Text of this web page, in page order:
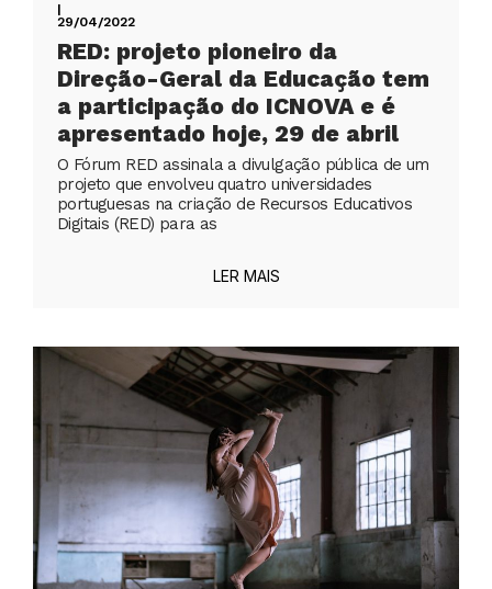
|
29/04/2022
RED: projeto pioneiro da
Direção-Geral da Educação tem
a participação do ICNOVA e é
apresentado hoje, 29 de abril
O Fórum RED assinala a divulgação pública de um
projeto que envolveu quatro universidades
portuguesas na criação de Recursos Educativos
Digitais (RED) para as
LER MAIS